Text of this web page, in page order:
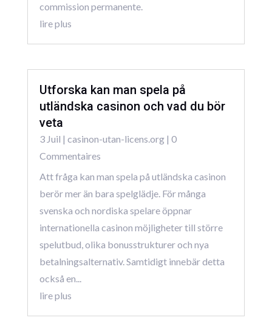
commission permanente.
lire plus
Utforska kan man spela på
utländska casinon och vad du bör
veta
3 Juil | casinon-utan-licens.org| 0
Commentaires
Att fråga kan man spela på utländska casinon
berör mer än bara spelglädje. För många
svenska och nordiska spelare öppnar
internationella casinon möjligheter till större
spelutbud, olika bonusstrukturer och nya
betalningsalternativ. Samtidigt innebär detta
också en...
lire plus